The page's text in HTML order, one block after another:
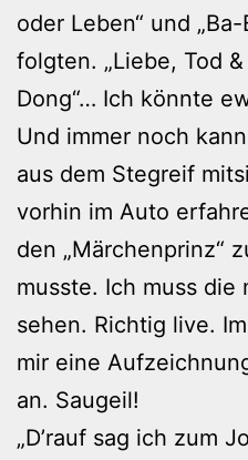
oder Leben“ und
folgten. „Liebe, Tod &
Dong“… Ich könnte
Und immer noch
aus dem Stegreif
vorhin im Auto
den „Märchenprinz“
musste. Ich muss die
sehen. Richtig live.
mir eine
an. Saugeil!
„D’rauf sag ich zum